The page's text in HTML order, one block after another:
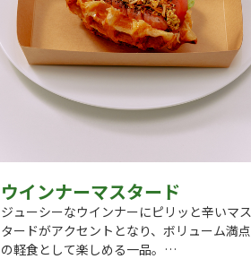
ウインナーマスタード
ジューシーなウインナーにピリッと辛いマス
タードがアクセントとなり、ボリューム満点
の軽食として楽しめる一品。